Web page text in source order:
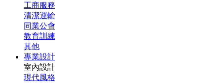
工商服務
清潔運輸
同業公會
教育訓練
其他
專業設計
室內設計
現代風格